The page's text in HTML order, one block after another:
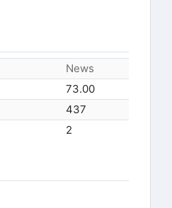
News
73.00
437
2